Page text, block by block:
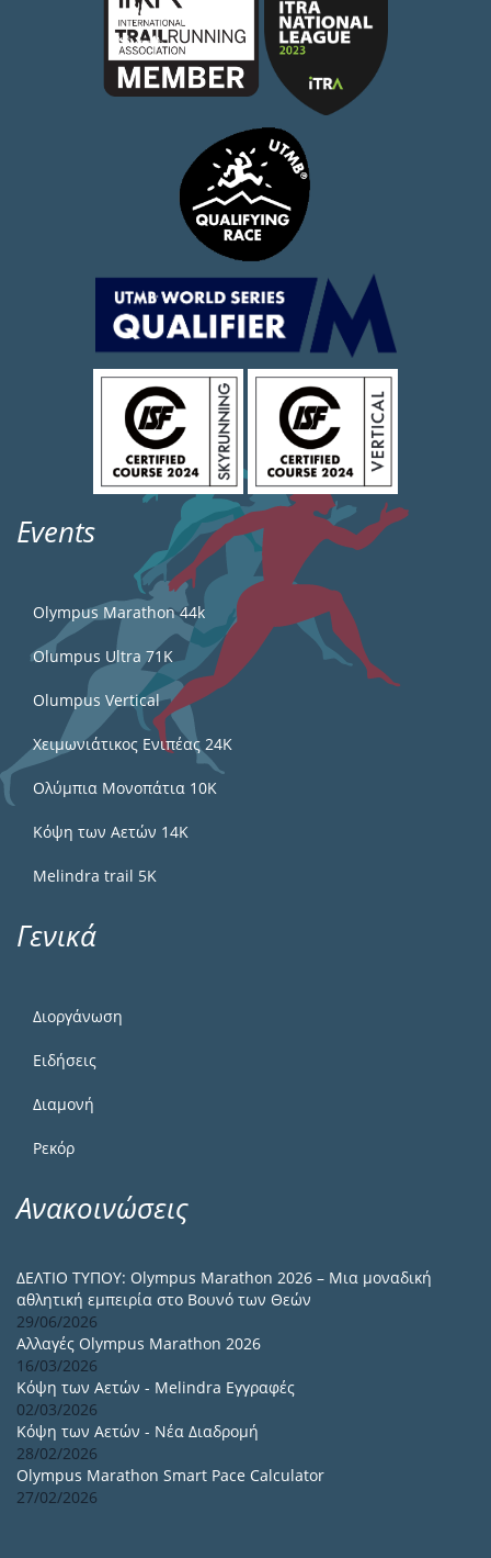
Events
Olympus Marathon 44k
Olumpus Ultra 71K
Olumpus Vertical
Χειμωνιάτικος Ενιπέας 24Κ
Ολύμπια Μονοπάτια 10Κ
Κόψη των Αετών 14Κ
Melindra trail 5Κ
Γενικά
Διοργάνωση
Ειδήσεις
Διαμονή
Ρεκόρ
Ανακοινώσεις
ΔΕΛΤΙΟ ΤΥΠΟΥ: Olympus Marathon 2026 – Μια μοναδική
αθλητική εμπειρία στο Βουνό των Θεών
29/06/2026
Αλλαγές Olympus Marathon 2026
16/03/2026
Κόψη των Αετών - Melindra Εγγραφές
02/03/2026
Κόψη των Αετών - Νέα Διαδρομή
28/02/2026
Olympus Marathon Smart Pace Calculator
27/02/2026